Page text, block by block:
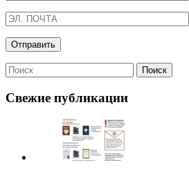
Свежие публикации